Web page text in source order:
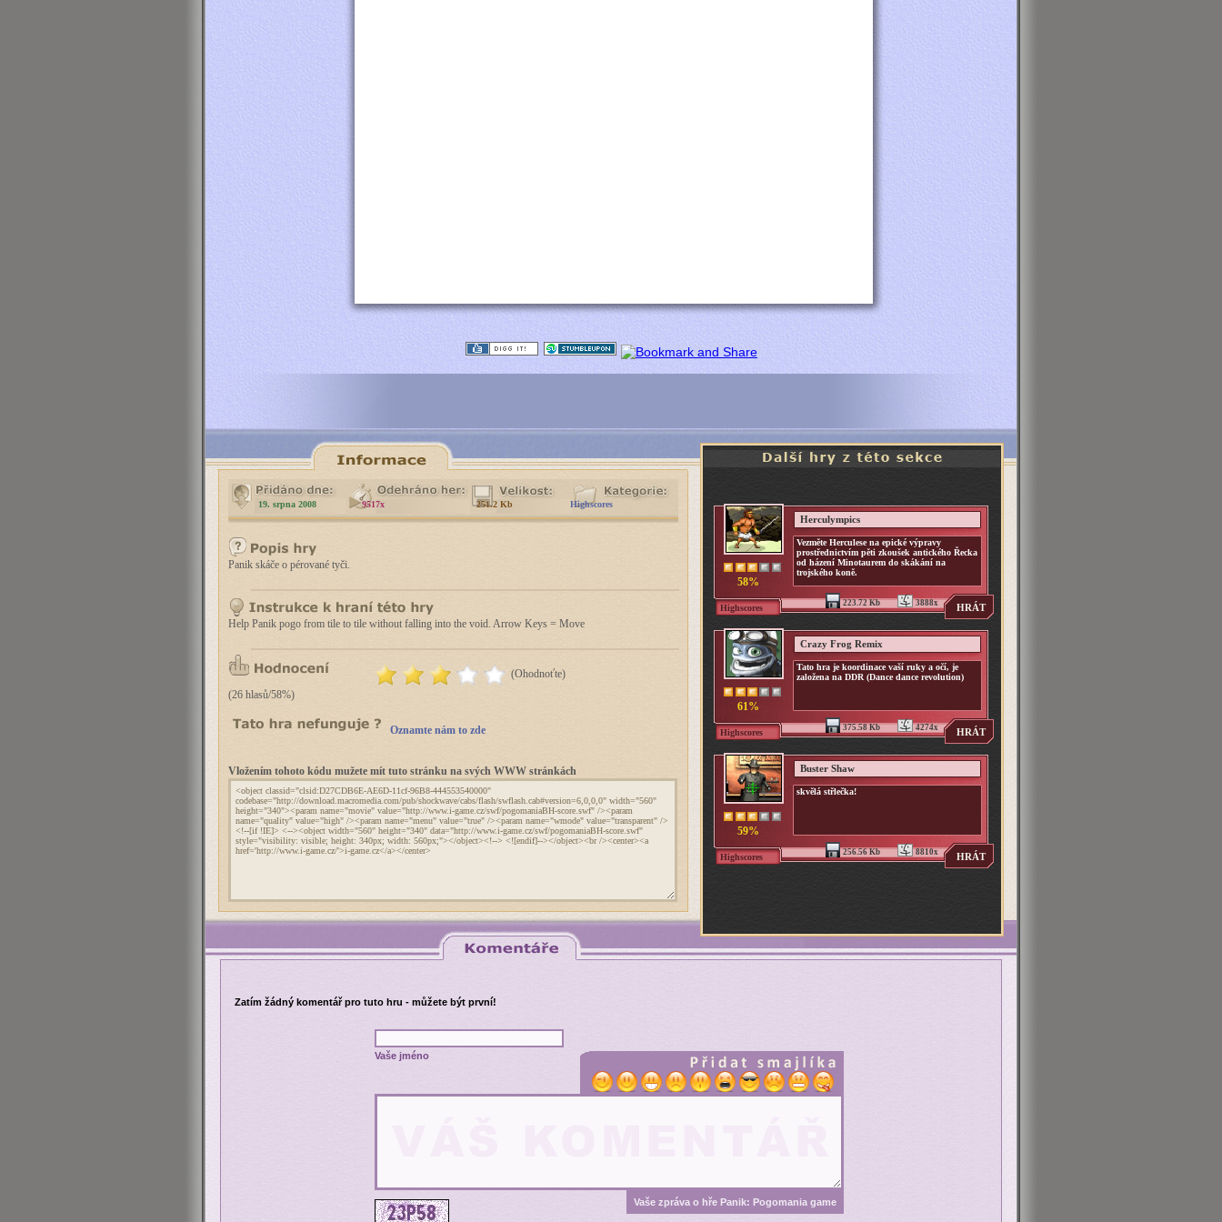
19. srpna 2008 9517x 251.2 Kb Highscores
Panik skáče o pérované tyči.
Help Panik pogo from tile to tile without falling into the void. Arrow Keys = Move
(Ohodnoťte)
(26 hlasů/58%)
Oznamte nám to zde
Vložením tohoto kódu mužete mít tuto stránku na svých WWW stránkách
58%
Herculympics
Vezměte Herculese na epické výpravy
prostřednictvím pěti zkoušek antického Řecka
od házení Minotaurem do skákání na
trojského koně.
Highscores HRÁT
3888x
223.72 Kb
61%
Crazy Frog Remix
Tato hra je koordinace vaší ruky a očí, je
založena na DDR (Dance dance revolution)
Highscores HRÁT
4274x
375.58 Kb
59%
Buster Shaw
skvělá střlečka!
Highscores HRÁT
8810x
256.56 Kb
Zatím žádný komentář pro tuto hru - můžete být první!
Vaše jméno
Vaše zpráva o hře Panik: Pogomania game